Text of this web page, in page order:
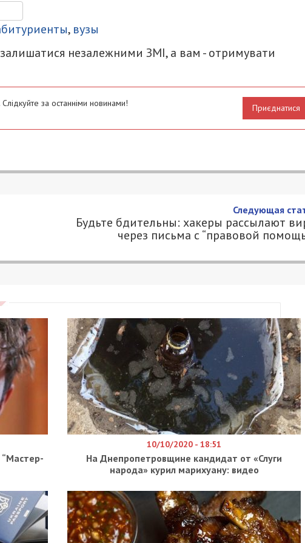
, вузы
незалежними ЗМІ, а вам - отримувати
за останніми новинами! Приєднатися
Следующая
Будьте бдительны: хакеры рассылают
через письма с “правовой
10/10/2020 - 18:51
На Днепропетровщине кандидат от «Слуги
народа» курил марихуану: видео